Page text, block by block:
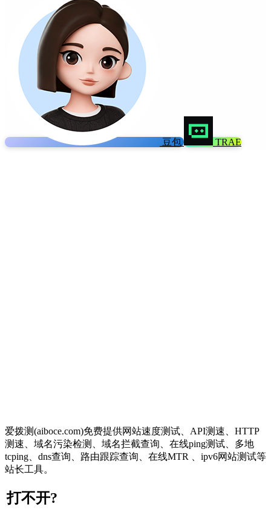
豆包 TRAE
爱拨测(aiboce.com)免费提供网站速度测试、API测速、HTTP
测速、域名污染检测、域名拦截查询、在线ping测试、多地
tcping、dns查询、路由跟踪查询、在线MTR 、ipv6网站测试等
站长工具。
打不开?